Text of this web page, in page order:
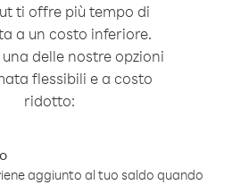
ti offre più tempo di
a un costo inferiore.
delle nostre opzioni
flessibili e a costo
ridotto:
aggiunto al tuo saldo quando